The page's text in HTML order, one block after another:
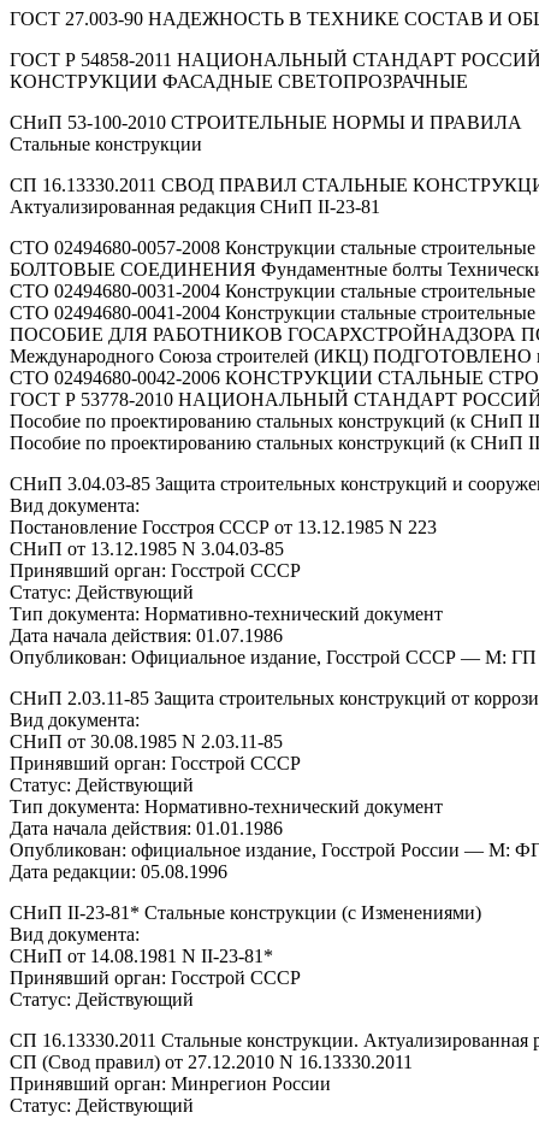
ГОСТ 27.003-90 НАДЕЖНОСТЬ В ТЕХНИКЕ СОСТАВ
ГОСТ Р 54858-2011 НАЦИОНАЛЬНЫЙ СТАНДАРТ
КОНСТРУКЦИИ ФАСАДНЫЕ СВЕТОПРОЗРАЧНЫЕ
СНиП 53-100-2010 СТРОИТЕЛЬНЫЕ НОРМЫ И ПРАВИЛА
Стальные конструкции
СП 16.13330.2011 СВОД ПРАВИЛ СТАЛЬНЫЕ
Актуализированная редакция СНиП II-23-81
СТО 02494680-0057-2008 Конструкции стальные строительные
БОЛТОВЫЕ СОЕДИНЕНИЯ Фундаментные болты
СТО 02494680-0031-2004 Конструкции стальные
СТО 02494680-0041-2004 Конструкции стальные
ПОСОБИЕ ДЛЯ РАБОТНИКОВ ГОСАРХСТРОЙНАДЗОРА ПО
Международного Союза строителей (ИКЦ) ПОДГОТОВЛЕНО
СТО 02494680-0042-2006 КОНСТРУКЦИИ СТАЛЬНЫЕ
ГОСТ Р 53778-2010 НАЦИОНАЛЬНЫЙ СТАНДАРТ
Пособие по проектированию стальных конструкций (к СНиП
Пособие по проектированию стальных конструкций (к СНиП
СНиП 3.04.03-85 Защита строительных конструкций и
Вид документа:
Постановление Госстроя СССР от 13.12.1985 N 223
СНиП от 13.12.1985 N 3.04.03-85
Принявший орган: Госстрой СССР
Статус: Действующий
Тип документа: Нормативно-технический документ
Дата начала действия: 01.07.1986
Опубликован: Официальное издание, Госстрой СССР — М:
СНиП 2.03.11-85 Защита строительных конструкций от
Вид документа:
СНиП от 30.08.1985 N 2.03.11-85
Принявший орган: Госстрой СССР
Статус: Действующий
Тип документа: Нормативно-технический документ
Дата начала действия: 01.01.1986
Опубликован: официальное издание, Госстрой России — М:
Дата редакции: 05.08.1996
СНиП II-23-81* Стальные конструкции (с Изменениями)
Вид документа:
СНиП от 14.08.1981 N II-23-81*
Принявший орган: Госстрой СССР
Статус: Действующий
СП 16.13330.2011 Стальные конструкции.
СП (Свод правил) от 27.12.2010 N 16.13330.2011
Принявший орган: Минрегион России
Статус: Действующий